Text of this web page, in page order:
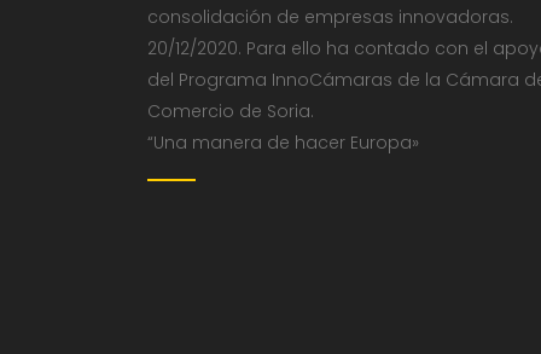
consolidación de empresas innovadoras.
20/12/2020. Para ello ha contado con el
del Programa InnoCámaras de la Cámara
Comercio de Soria.
“Una manera de hacer Europa»